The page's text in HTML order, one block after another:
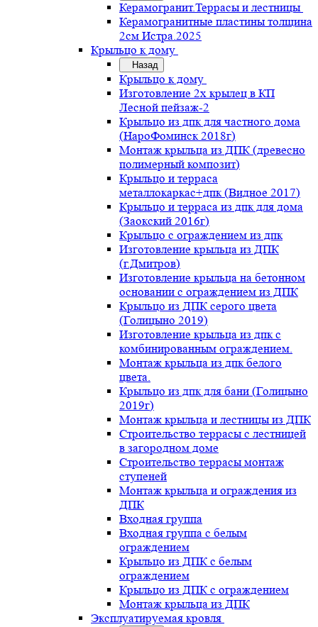
Керамогранит.Террасы и лестницы
Керамогранитные пластины толщина
2см Истра.2025
Крыльцо к дому
Назад
Крыльцо к дому
Изготовление 2х крылец в КП
Лесной пейзаж-2
Крыльцо из дпк для частного дома
(НароФоминск 2018г)
Монтаж крыльца из ДПК (древесно
полимерный композит)
Крыльцо и терраса
металлокаркас+дпк (Видное 2017)
Крыльцо и терраса из дпк для дома
(Заокский 2016г)
Крыльцо с ограждением из дпк
Изготовление крыльца из ДПК
(г.Дмитров)
Изготовление крыльца на бетонном
основании с ограждением из ДПК
Крыльцо из ДПК серого цвета
(Голицыно 2019)
Изготовление крыльца из дпк с
комбинированным ограждением.
Монтаж крыльца из дпк белого
цвета.
Крыльцо из дпк для бани (Голицыно
2019г)
Монтаж крыльца и лестницы из ДПК
Строительство террасы с лестницей
в загородном доме
Строительство террасы монтаж
ступеней
Монтаж крыльца и ограждения из
ДПК
Входная группа
Входная группа с белым
ограждением
Крыльцо из ДПК с белым
ограждением
Крыльцо из ДПК с ограждением
Монтаж крыльца из ДПК
Эксплуатируемая кровля